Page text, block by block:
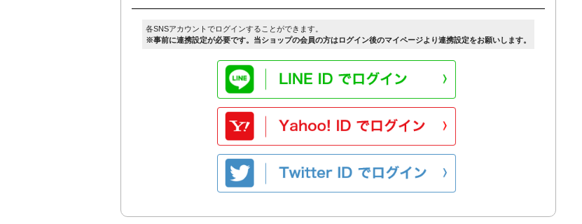
各SNSアカウントでログインすることができます。
※事前に連携設定が必要です。当ショップの会員の方はログイン後のマイページより連携設定をお願いします。